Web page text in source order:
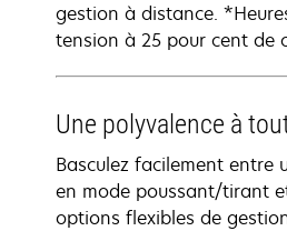
gestion à distance.
tension à 25 pour cent de
Une polyvalence à
Basculez facilement entre
en mode poussant/tirant
options flexibles de